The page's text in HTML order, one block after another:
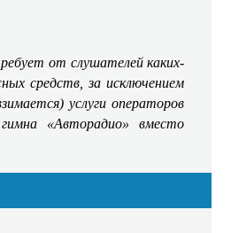
от слушателей каких-
средств, за исключением
услуги операторов
«Авторадио» вместо